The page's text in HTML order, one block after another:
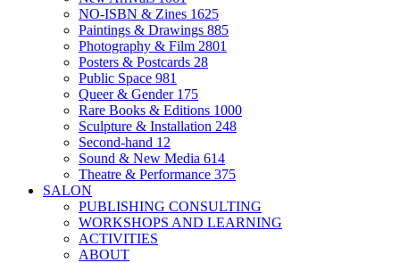
NO-ISBN & Zines 1625
Paintings & Drawings 885
Photography & Film 2801
Posters & Postcards 28
Public Space 981
Queer & Gender 175
Rare Books & Editions 1000
Sculpture & Installation 248
Second-hand 12
Sound & New Media 614
Theatre & Performance 375
SALON
PUBLISHING CONSULTING
WORKSHOPS AND LEARNING
ACTIVITIES
ABOUT